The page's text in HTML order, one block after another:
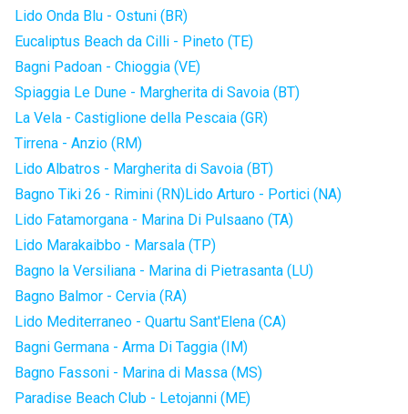
Lido Onda Blu - Ostuni (BR)
Eucaliptus Beach da Cilli - Pineto (TE)
Bagni Padoan - Chioggia (VE)
Spiaggia Le Dune - Margherita di Savoia (BT)
La Vela - Castiglione della Pescaia (GR)
Tirrena - Anzio (RM)
Lido Albatros - Margherita di Savoia (BT)
Bagno Tiki 26 - Rimini (RN)Lido Arturo - Portici (NA)
Lido Fatamorgana - Marina Di Pulsaano (TA)
Lido Marakaibbo - Marsala (TP)
Bagno la Versiliana - Marina di Pietrasanta (LU)
Bagno Balmor - Cervia (RA)
Lido Mediterraneo - Quartu Sant'Elena (CA)
Bagni Germana - Arma Di Taggia (IM)
Bagno Fassoni - Marina di Massa (MS)
Paradise Beach Club - Letojanni (ME)